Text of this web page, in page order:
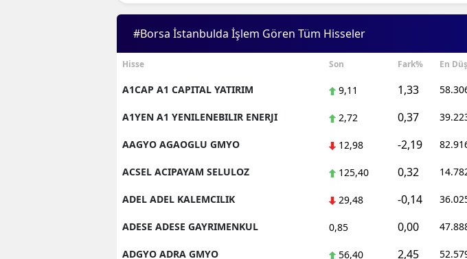
#Borsa İstanbulda İşlem Gören Tüm Hisseler
Hisse Son Fark% En
A1CAP A1 CAPITAL YATIRIM 9,11 1,33
A1YEN A1 YENILENEBILIR ENERJI 2,72 0,37
AAGYO AGAOGLU GMYO 12,98 -2,19
ACSEL ACIPAYAM SELULOZ 125,40 0,32
ADEL ADEL KALEMCILIK 29,48 -0,14
ADESE ADESE GAYRIMENKUL 0,85 0,00
ADGYO ADRA GMYO 56,40 2,45